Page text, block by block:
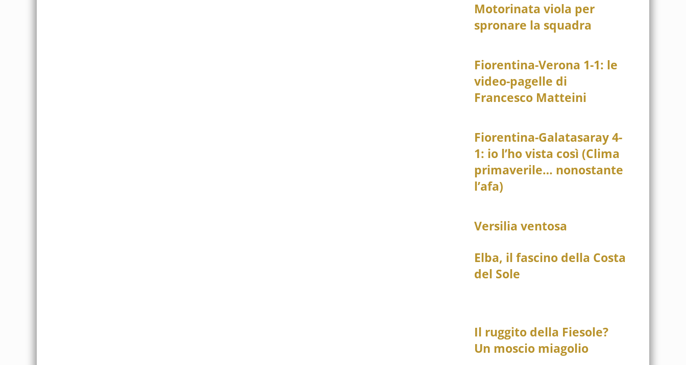
Motorinata viola per
spronare la squadra
Fiorentina-Verona 1-1: le
video-pagelle di
Francesco Matteini
Fiorentina-Galatasaray 4-
1: io l’ho vista così (Clima
primaverile… nonostante
l’afa)
Versilia ventosa
Elba, il fascino della Costa
del Sole
Il ruggito della Fiesole?
Un moscio miagolio